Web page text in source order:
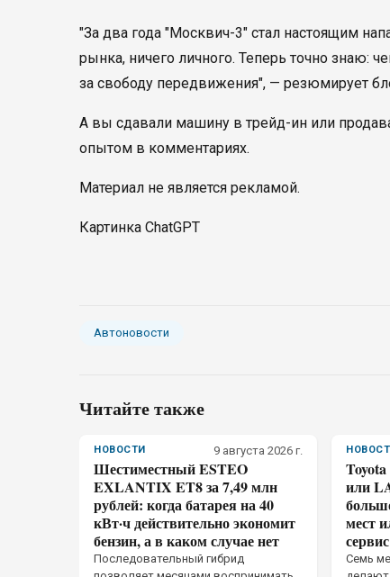
"За два года "Москвич-3" стал настоящим
рынка, ничего личного. Теперь точно знаю:
за свободу передвижения", — резюмирует
А вы сдавали машину в трейд-ин или
опытом в комментариях.
Материал не является рекламой.
Картинка ChatGPT
Автоновости
Читайте также
НОВОСТИ 9 августа 2026 г.
Шестиместный ESTEO
EXLANTIX ET8 за 7,49 млн
рублей: когда батарея на 40
кВт·ч действительно экономит
бензин, а в каком случае нет
Последовательный гибрид
или
мест
сервис
Семь